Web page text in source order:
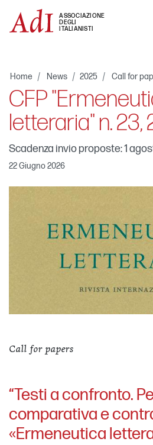
ASSOCIAZIONE
DEGLI
ITALIANISTI
Home News 2025 Call for
CFP
letteraria" n. 23,
Scadenza invio proposte: 1
22 Giugno 2026
Call for papers
“Testi a confronto.
comparativa e
«Ermeneutica